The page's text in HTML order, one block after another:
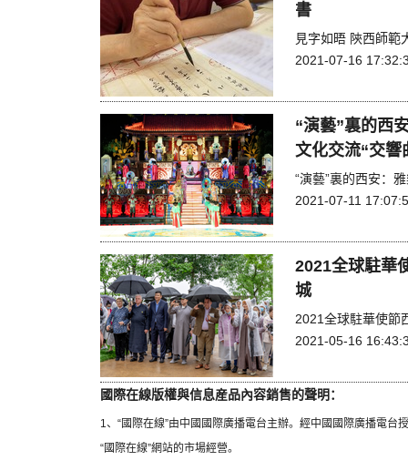
書
見字如晤 陝西師範
2021-07-16
“演藝”裏的西
文化交流“交響
“演藝”裏的西安：
2021-07-11
2021全球駐華
城
2021全球駐華使節
2021-05-16
國際在線版權與信息産品內容銷售的聲明：
1、“國際在線”由中國國際廣播電台主辦。經中國國際廣播電
“國際在線”網站的市場經營。